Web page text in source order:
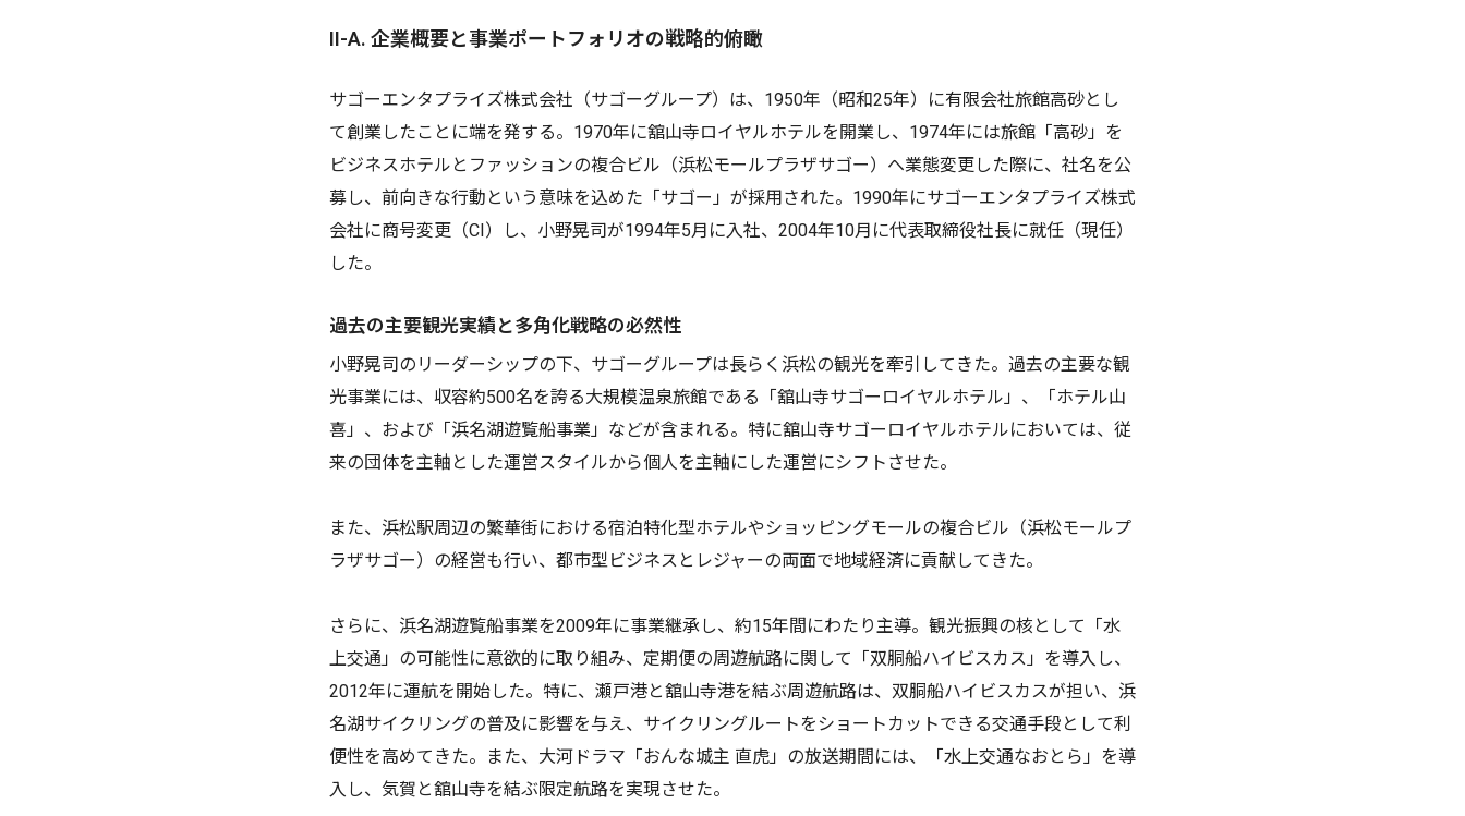
II-A. 企業概要と事業ポートフォリオの戦略的俯瞰
サゴーエンタプライズ株式会社（サゴーグループ）は、1950年（昭和25年）に有限会社旅館高砂とし
て創業したことに端を発する。1970年に舘山寺ロイヤルホテルを開業し、1974年には旅館「高砂」を
ビジネスホテルとファッションの複合ビル（浜松モールプラザサゴー）へ業態変更した際に、社名を公
募し、前向きな行動という意味を込めた「サゴー」が採用された。1990年にサゴーエンタプライズ株式
会社に商号変更（CI）し、小野晃司が1994年5月に入社、2004年10月に代表取締役社長に就任（現任）
した。
過去の主要観光実績と多角化戦略の必然性
小野晃司のリーダーシップの下、サゴーグループは長らく浜松の観光を牽引してきた。過去の主要な観
光事業には、収容約500名を誇る大規模温泉旅館である「舘山寺サゴーロイヤルホテル」、「ホテル山
喜」、および「浜名湖遊覧船事業」などが含まれる。特に舘山寺サゴーロイヤルホテルにおいては、従
来の団体を主軸とした運営スタイルから個人を主軸にした運営にシフトさせた。
また、浜松駅周辺の繁華街における宿泊特化型ホテルやショッピングモールの複合ビル（浜松モールプ
ラザサゴー）の経営も行い、都市型ビジネスとレジャーの両面で地域経済に貢献してきた。
さらに、浜名湖遊覧船事業を2009年に事業継承し、約15年間にわたり主導。観光振興の核として「水
上交通」の可能性に意欲的に取り組み、定期便の周遊航路に関して「双胴船ハイビスカス」を導入し、
2012年に運航を開始した。特に、瀬戸港と舘山寺港を結ぶ周遊航路は、双胴船ハイビスカスが担い、浜
名湖サイクリングの普及に影響を与え、サイクリングルートをショートカットできる交通手段として利
便性を高めてきた。また、大河ドラマ「おんな城主 直虎」の放送期間には、「水上交通なおとら」を導
入し、気賀と舘山寺を結ぶ限定航路を実現させた。